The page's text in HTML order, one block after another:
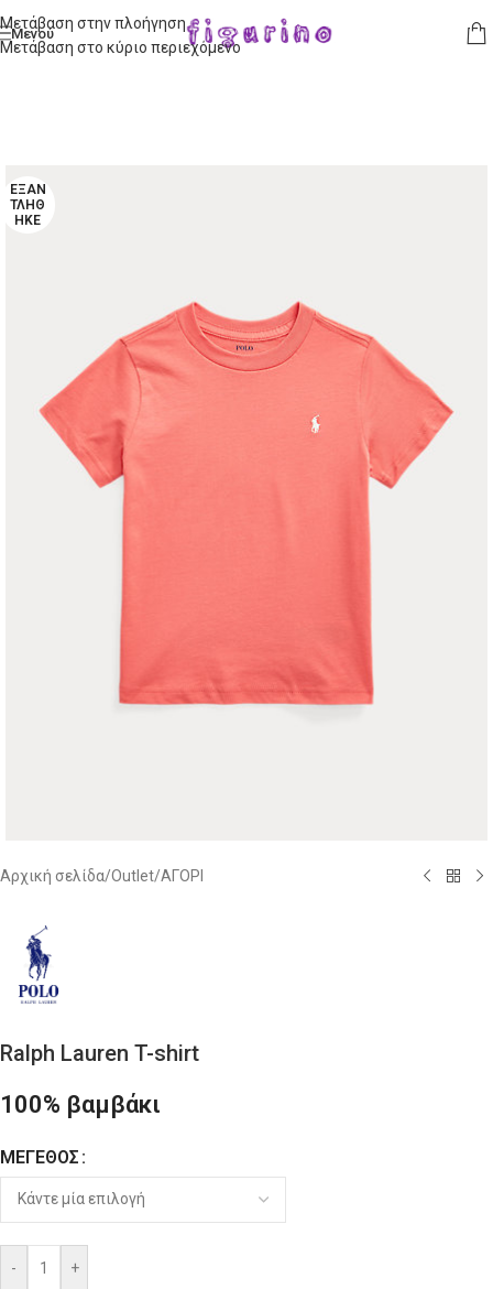
Μετάβαση στην πλοήγηση
Μετάβαση στο κύριο περιεχόμενο
Μενού
ΕΞΑΝ
ΤΛΉΘ
ΗΚΕ
Αρχική σελίδα/Outlet/ΑΓΟΡΙ
Ralph Lauren T-shirt
100% βαμβάκι
ΜΈΓΕΘΟΣ
- +
Alternative: